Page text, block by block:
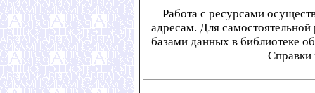
Работа с ресурсами
адресам. Для
базами данных в библиотеке